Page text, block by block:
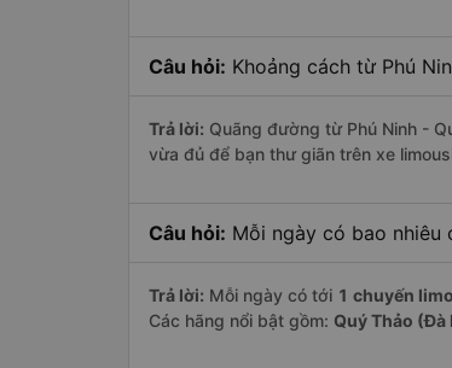
Câu hỏi: Khoảng cách từ Phú
Trả lời: Quãng đường từ Phú Ninh -
vừa đủ để bạn thư giãn trên xe
Câu hỏi: Mỗi ngày có bao nhiêu
Trả lời: Mỗi ngày có tới 1 chuyến
Các hãng nổi bật gồm: Quý Thảo (Đà